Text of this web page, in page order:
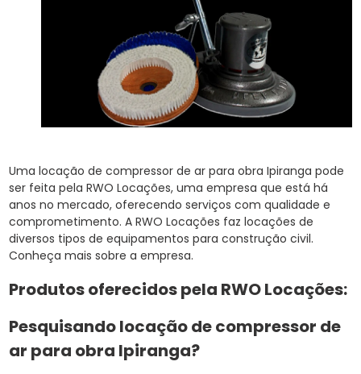
Uma locação de compressor de ar para obra Ipiranga pode
ser feita pela RWO Locações, uma empresa que está há
anos no mercado, oferecendo serviços com qualidade e
comprometimento. A RWO Locações faz locações de
diversos tipos de equipamentos para construção civil.
Conheça mais sobre a empresa.
Produtos oferecidos pela RWO Locações:
Pesquisando locação de compressor de
ar para obra Ipiranga?